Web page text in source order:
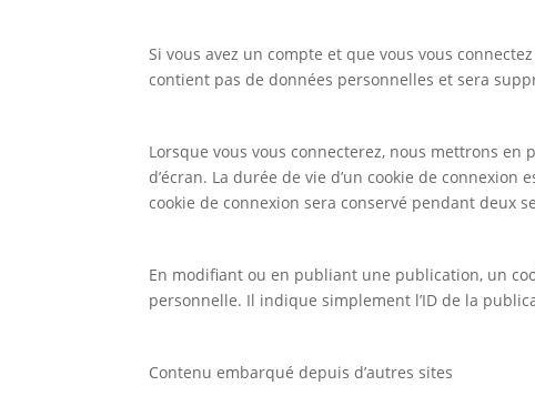
Si vous avez un compte et que vous vous
contient pas de données personnelles et sera
Lorsque vous vous connecterez, nous mettrons
d’écran. La durée de vie d’un cookie de connexion
cookie de connexion sera conservé pendant deux
En modifiant ou en publiant une publication, un
personnelle. Il indique simplement l’ID de la
Contenu embarqué depuis d’autres sites